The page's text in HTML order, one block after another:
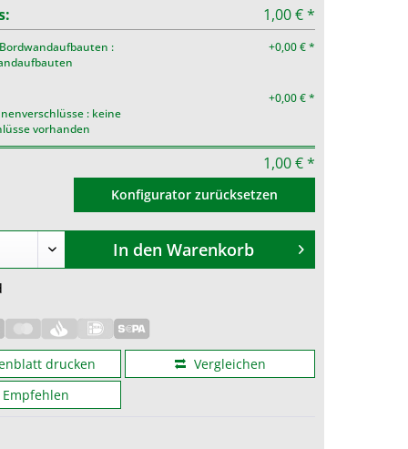
1,00 € *
:
+0,00 € *
: keine
vorhanden
+0,00 € *
1,00 € *
Konfigurator zurücksetzen
In den Warenkorb
drucken
Vergleichen
Empfehlen